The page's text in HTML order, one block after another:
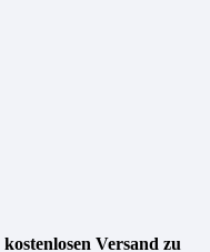
kostenlosen Versand zu